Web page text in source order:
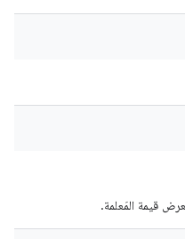
قيمة المَعلمة.